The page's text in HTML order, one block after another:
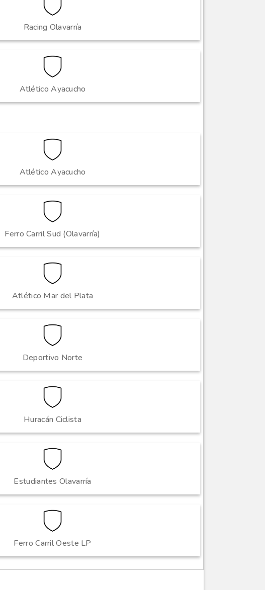
Racing Olavarría
Atlético Ayacucho
Atlético Ayacucho
Ferro Carril Sud (Olavarría)
Atlético Mar del Plata
Deportivo Norte
Huracán Ciclista
Estudiantes Olavarría
Ferro Carril Oeste LP